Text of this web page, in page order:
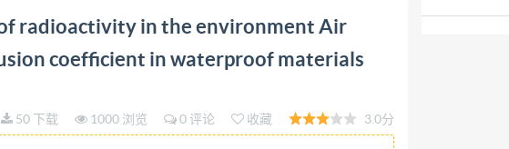
in the environment Air radon-222 Part 12 Determination of the
答:请联系微信:siduwenku
radioactivity in the environment Air
coefficient in waterproof materials
50 下载 1000 浏览 0 评论 收藏 3.0分